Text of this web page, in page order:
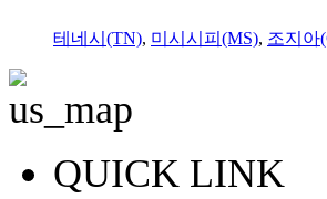
테네시(TN), 미시시피(MS), 조지아
QUICK LINK